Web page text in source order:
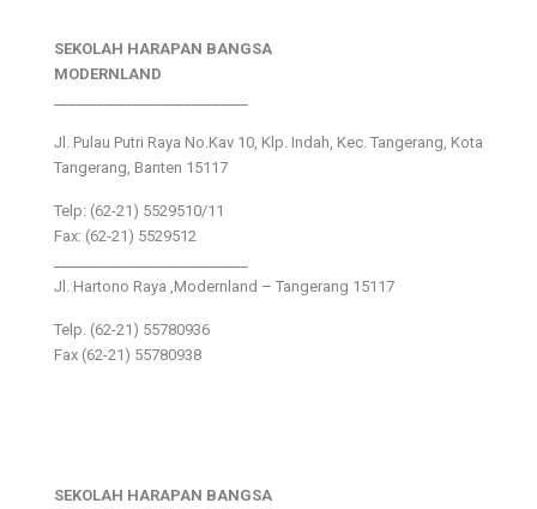
SEKOLAH HARAPAN BANGSA
MODERNLAND
Jl. Pulau Putri Raya No.Kav 10, Klp. Indah, Kec. Tangerang, Kota
Tangerang, Banten 15117
Telp: (62-21) 5529510/11
Fax: (62-21) 5529512
Jl. Hartono Raya ,Modernland – Tangerang 15117
Telp. (62-21) 55780936
Fax (62-21) 55780938
SEKOLAH HARAPAN BANGSA